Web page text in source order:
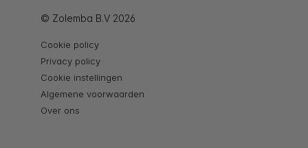
© Zolemba B.V 2026
Cookie policy
Privacy policy
Cookie instellingen
Algemene voorwaarden
Over ons